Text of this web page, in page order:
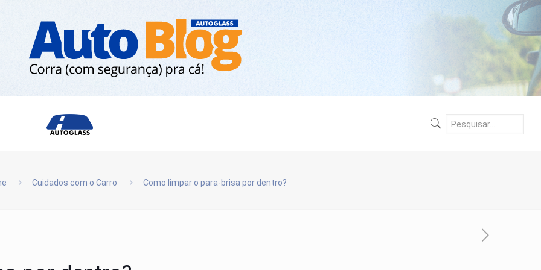
Cuidados com o Carro Como limpar o para-brisa por dentro?